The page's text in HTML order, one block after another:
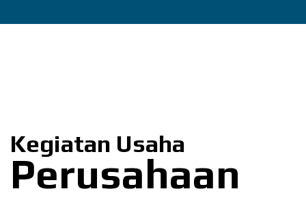
Kegiatan Usaha
Perusahaan